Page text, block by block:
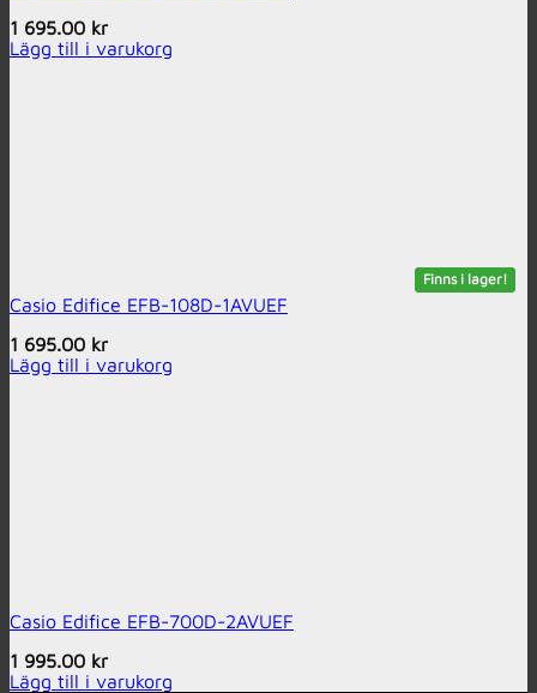
1 695.00 kr
Lägg till i varukorg
Finns i lager!
Casio Edifice EFB-108D-1AVUEF
1 695.00 kr
Lägg till i varukorg
Casio Edifice EFB-700D-2AVUEF
1 995.00 kr
Lägg till i varukorg